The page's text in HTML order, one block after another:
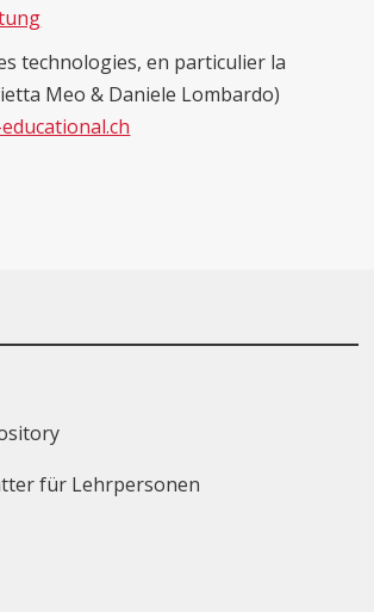
technologies, en particulier la
Meo & Daniele Lombardo)
für Lehrpersonen